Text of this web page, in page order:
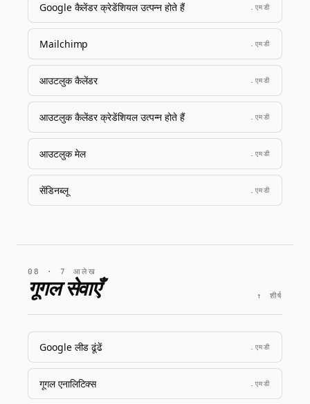
Google कैलेंडर क्रेडेंशियल उत्पन्न होते हैं .एमडी
Mailchimp .एमडी
आउटलुक कैलेंडर .एमडी
आउटलुक कैलेंडर क्रेडेंशियल उत्पन्न होते हैं .एमडी
आउटलुक मेल .एमडी
सेंडिनब्लू .एमडी
08 · 7 आलेख
गूगल सेवाएँ ↑ शीर्ष
Google लीड ढूंढें .एमडी
गूगल एनालिटिक्स .एमडी